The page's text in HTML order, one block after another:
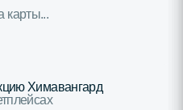
карты...
Химавангард